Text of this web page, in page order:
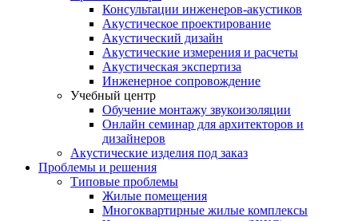
Консультации инженеров-акустиков
Акустическое проектирование
Акустический дизайн
Акустические измерения и расчеты
Акустическая экспертиза
Инженерное сопровождение
Учебный центр
Обучение монтажу звукоизоляции
Онлайн семинар для архитекторов и
дизайнеров
Акустические изделия под заказ
Проблемы и решения
Типовые проблемы
Жилые помещения
Многоквартирные жилые комплексы